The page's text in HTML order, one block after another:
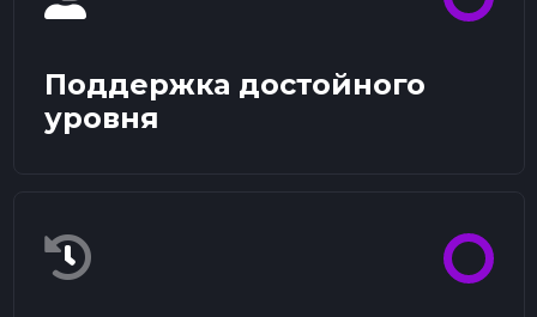
Поддержка достойного
уровня